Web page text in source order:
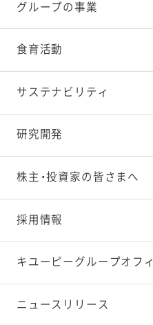
グループの事業
食育活動
サステナビリティ
研究開発
株主・投資家の皆さまへ
採用情報
キユーピーグループオフ
ニュースリリース